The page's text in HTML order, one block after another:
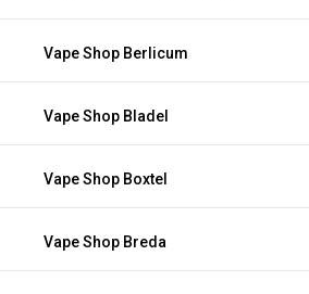
Vape Shop Berlicum
Vape Shop Bladel
Vape Shop Boxtel
Vape Shop Breda